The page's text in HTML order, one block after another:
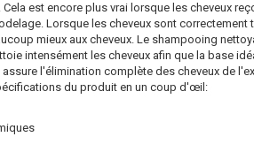
est encore plus vrai lorsque les cheveux
Lorsque les cheveux sont correctement
mieux aux cheveux. Le shampooing
intensément les cheveux afin que la base
l'élimination complète des cheveux de
du produit en un coup d'œil: